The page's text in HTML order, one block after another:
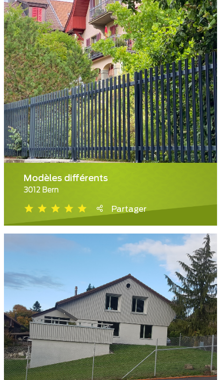
Modèles différents
3012 Bern
Partager